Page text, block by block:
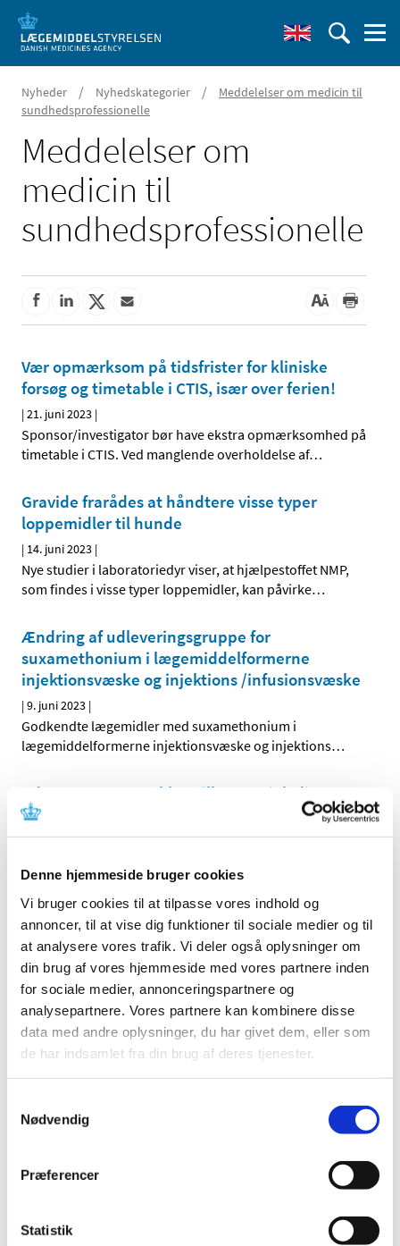
Denne hjemmeside bruger cookies
Vi bruger cookies til at tilpasse vores indhold og
annoncer, til at vise dig funktioner til sociale medier og til
at analysere vores trafik. Vi deler også oplysninger om
din brug af vores hjemmeside med vores partnere inden
for sociale medier, annonceringspartnere og
analysepartnere. Vores partnere kan kombinere disse
data med andre oplysninger, du har givet dem, eller som
de har indsamlet fra din brug af deres tjenester.
Nødvendig
Præferencer
Statistik
Nyheder / Nyhedskategorier /
Meddelelser om medicin til
sundhedsprofessionelle
Meddelelser om
medicin til
sundhedsprofessionelle
Vær opmærksom på tidsfrister for kliniske
forsøg og timetable i CTIS, især over ferien!
|21. juni 2023 |
Sponsor/investigator bør have ekstra opmærksomhed på
timetable i CTIS. Ved manglende overholdelse af…
Gravide frarådes at håndtere visse typer
loppemidler til hunde
| 14. juni 2023 |
Nye studier i laboratoriedyr viser, at hjælpestoffet NMP,
som findes i visse typer loppemidler, kan påvirke…
Ændring af udleveringsgruppe for
suxamethonium i lægemiddelformerne
injektionsvæske og injektions /infusionsvæske
|9. juni 2023 |
Godkendte lægemidler med suxamethonium i
lægemiddelformerne injektionsvæske og injektions…
Aduvanz 30 mg trukket tilbage – tjek dine
pakninger og kapsler
|9. juni 2023|
Aduvanz 30 mg fra leverandøren Takeda Pharma, skal
Systemiske og inhalerede fluorquinolon-
antibiotika: påmindelse om begrænsninger
ved brug
|9. juni 2023 |
Nye studiedata tyder på, at fluorquinoloner fortsat
ordineres ud over de anbefalede anvendelser.
2025 (36)
2023 (55)